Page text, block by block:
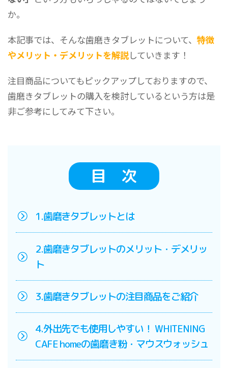
か。
本記事では、そんな歯磨きタブレットについて、特徴
やメリット・デメリットを解説していきます！
注目商品についてもピックアップしておりますので、
歯磨きタブレットの購入を検討しているという方は是
非ご参考にしてみて下さい。
目 次
1.歯磨きタブレットとは
2.歯磨きタブレットのメリット・デメリッ
ト
3.歯磨きタブレットの注目商品をご紹介
4.外出先でも使用しやすい！ WHITENING
CAFE homeの歯磨き粉・マウスウォッシュ